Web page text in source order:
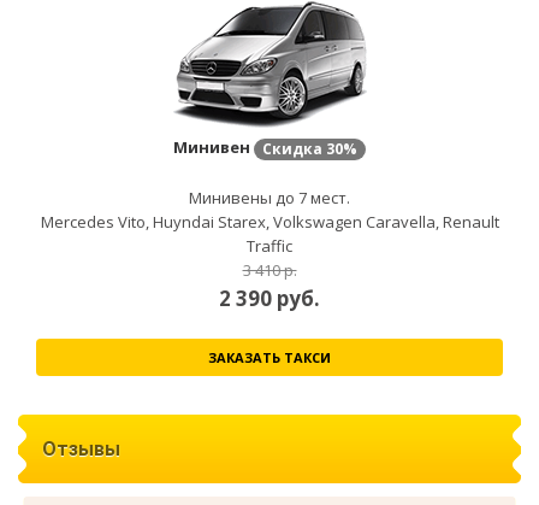
Минивен Скидка 30%
Минивены до 7 мест.
Mercedes Vito, Huyndai Starex, Volkswagen Caravella, Renault
Traffic
3 410 р.
2 390 руб.
ЗАКАЗАТЬ ТАКСИ
Отзывы